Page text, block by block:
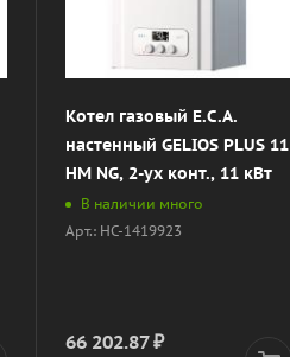
Котел газовый E.C.A.
настенный GELIOS PLUS 11
HM NG, 2-ух конт., 11 кВт
В наличии много
Арт.: НС-1419923
66 202.87₽